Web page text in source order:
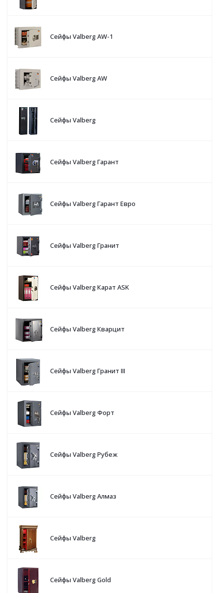
Сейфы Valberg AW-1
Сейфы Valberg AW
Сейфы Valberg
Сейфы Valberg Гарант
Сейфы Valberg Гарант Евро
Сейфы Valberg Гранит
Сейфы Valberg Карат ASK
Сейфы Valberg Кварцит
Сейфы Valberg Гранит III
Сейфы Valberg Форт
Сейфы Valberg Рубеж
Сейфы Valberg Алмаз
Сейфы Valberg
Сейфы Valberg Gold